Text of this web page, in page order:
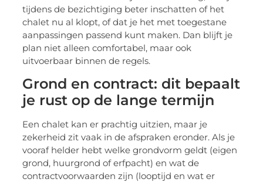
tijdens de bezichtiging beter inschatten of het
chalet nu al klopt, of dat je het met toegestane
aanpassingen passend kunt maken. Dan blijft je
plan niet alleen comfortabel, maar ook
uitvoerbaar binnen de regels.
Grond en contract: dit bepaalt
je rust op de lange termijn
Een chalet kan er prachtig uitzien, maar je
zekerheid zit vaak in de afspraken eronder. Als je
vooraf helder hebt welke grondvorm geldt (eigen
grond, huurgrond of erfpacht) en wat de
contractvoorwaarden zijn (looptijd en wat er